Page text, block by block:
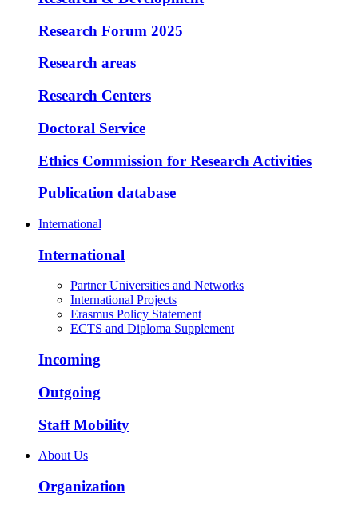
Research Forum 2025
Research areas
Research Centers
Doctoral Service
Ethics Commission for Research Activities
Publication database
International
International
Partner Universities and Networks
International Projects
Erasmus Policy Statement
ECTS and Diploma Supplement
Incoming
Outgoing
Staff Mobility
About Us
Organization